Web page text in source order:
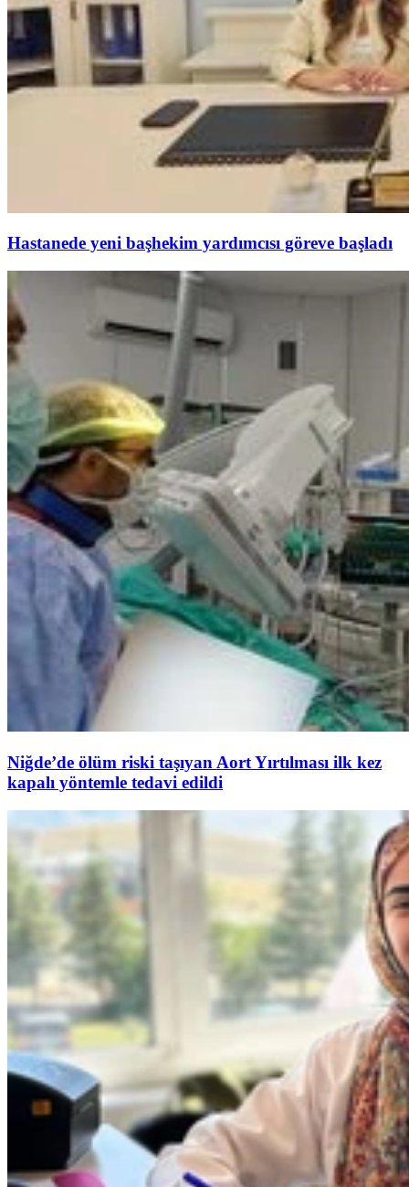
Hastanede yeni başhekim yardımcısı göreve başladı
Niğde’de ölüm riski taşıyan Aort Yırtılması ilk kez
kapalı yöntemle tedavi edildi